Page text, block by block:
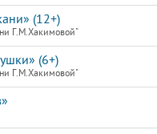
(12+)
Г.М.Хакимовой"
(6+)
Г.М.Хакимовой"